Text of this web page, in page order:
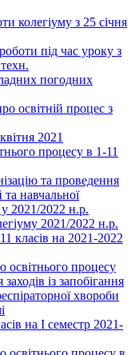
колегіуму з 25 січня
під час уроку з
погодних
освітній процес з
2021
процесу в 1-11
та проведення
та навчальної
у 2021/2022 н.р.
2021/2022 н.р.
класів на 2021-2022
освітнього процесу
із запобігання
хвороби
на І семестр 2021-